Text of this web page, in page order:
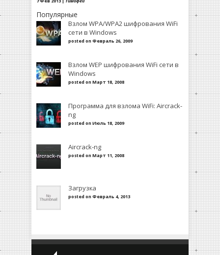
Популярные
Взлом WPA/WPA2 шифрования WiFi
сети в Windows
posted on Февраль 26, 2009
Взлом WEP шифрования WiFi сети в
Windows
posted on Март 18, 2008
Программа для взлома WiFi: Aircrack-
ng
posted on Июль 18, 2009
Aircrack-ng
posted on Март 11, 2008
Загрузка
posted on Февраль 4, 2013